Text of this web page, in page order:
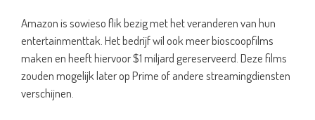
Amazon is sowieso flik bezig met het veranderen van hun
entertainmenttak. Het bedrijf wil ook meer bioscoopfilms
maken en heeft hiervoor $1 miljard gereserveerd. Deze films
zouden mogelijk later op Prime of andere streamingdiensten
verschijnen.